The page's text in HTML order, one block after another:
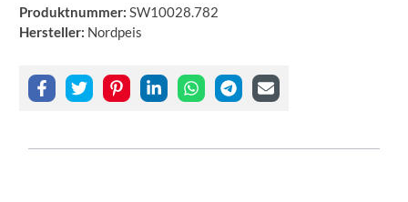
Produktnummer: SW10028.782
Hersteller: Nordpeis